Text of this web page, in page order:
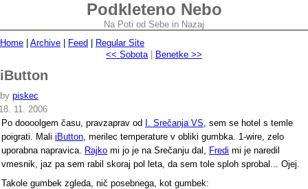
Podkleteno Nebo
Na Poti od Sebe in Nazaj
Home
Archive Feed
Regular Site
<< Sobota| Benetke >>
iButton
by piskec
11. 2006
Po doooolgem času, pravzaprav od
I. Srečanja VS, sem se hotel s temle
poigrati. Mali iButton, merilec temperature v obliki gumbka. 1-wire, zelo
uporabna napravica. Rajko mi jo je na Srečanju dal, Fredi mi je naredil
vmesnik, jaz pa sem rabil skoraj pol leta, da sem tole sploh sprobal... Ojej.
Takole gumbek zgleda, nič posebnega, kot gumbek: